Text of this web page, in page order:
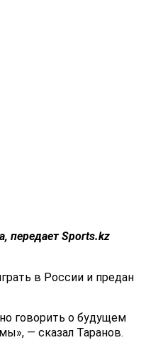
, передает Sports.kz
в России и предан
говорить о будущем
— сказал Таранов.